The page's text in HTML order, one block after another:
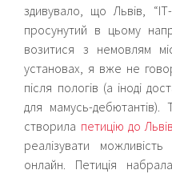
здивувало, що Львів,
просунутий в цьому
возитися з немовлям
установах, я вже не
після пологів (а іноді
для мамусь-дебютантів).
створила петицію до
реалізувати
онлайн. Петиція